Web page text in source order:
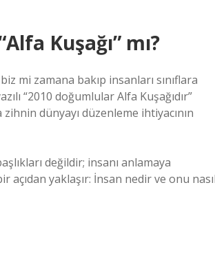
Kuşağı” mı?
mi zamana bakıp insanları sınıflara
“2010 doğumlular Alfa Kuşağıdır”
dünyayı düzenleme ihtiyacının
değildir; insanı anlamaya
açıdan yaklaşır: İnsan nedir ve onu